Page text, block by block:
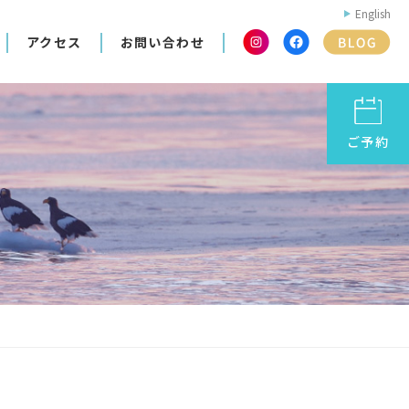
アクセス お問い合わせ
English
ご予約